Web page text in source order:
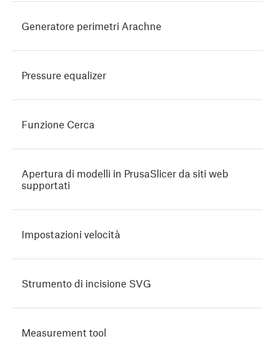
Generatore perimetri Arachne
Pressure equalizer
Funzione Cerca
Apertura di modelli in PrusaSlicer da siti web
supportati
Impostazioni velocità
Strumento di incisione SVG
Measurement tool